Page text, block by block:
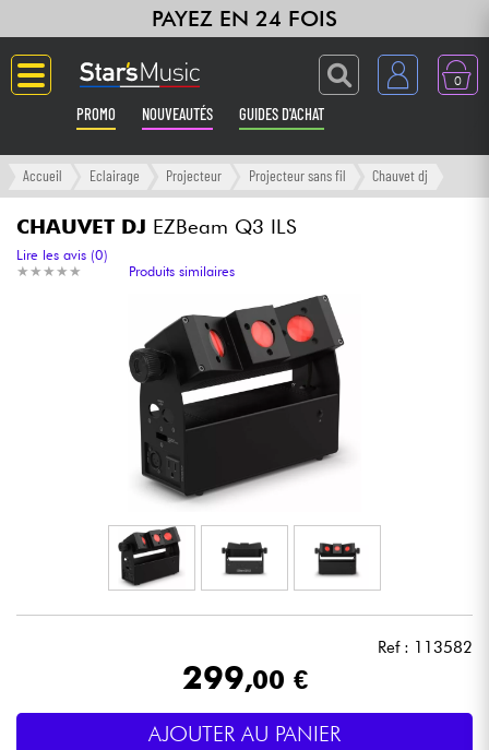
PAYEZ EN 24 FOIS
0
PROMO NOUVEAUTÉS GUIDES D'ACHAT
Langue
Guitares & Basses
Amplis & Effets
Claviers & Pianos
Synthés & Sampleurs
Home Studio
Micros & HF
Accueil Eclairage Projecteur Projecteur sans fil Chauvet dj
CHAUVET DJ EZBeam Q3 ILS
★ ★ ★ ★ ★
★ ★ ★ ★ ★
Lire les avis (0)
Produits similaires
Ref : 113582
299,00 €
AJOUTER AU PANIER